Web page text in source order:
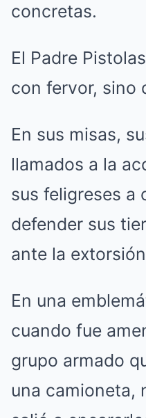
concretas.
El Padre
con fervor, sino
En sus misas,
llamados a la
sus feligreses a
defender sus
ante la
En una
cuando fue
grupo armado
una camioneta,